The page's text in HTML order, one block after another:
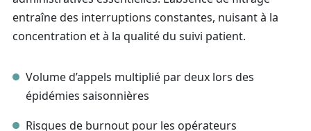
entraîne des interruptions constantes, nuisant à la
concentration et à la qualité du suivi patient.
Volume d’appels multiplié par deux lors des
épidémies saisonnières
Risques de burnout pour les opérateurs